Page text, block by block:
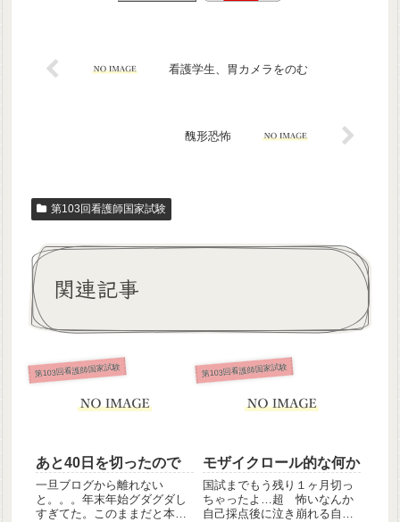
看護学生、胃カメラをのむ
醜形恐怖
第103回看護師国家試験
関連記事
第103回看護師国家試験
あと40日を切ったので
一旦ブログから離れない
と。。。年末年始グダグダし
すぎてた。このままだと本気
第103回看護師国家試験
モザイクロール的な何か
国試までもう残り１ヶ月切っ
ちゃったよ…超 怖いなんか
自己採点後に泣き崩れる自分